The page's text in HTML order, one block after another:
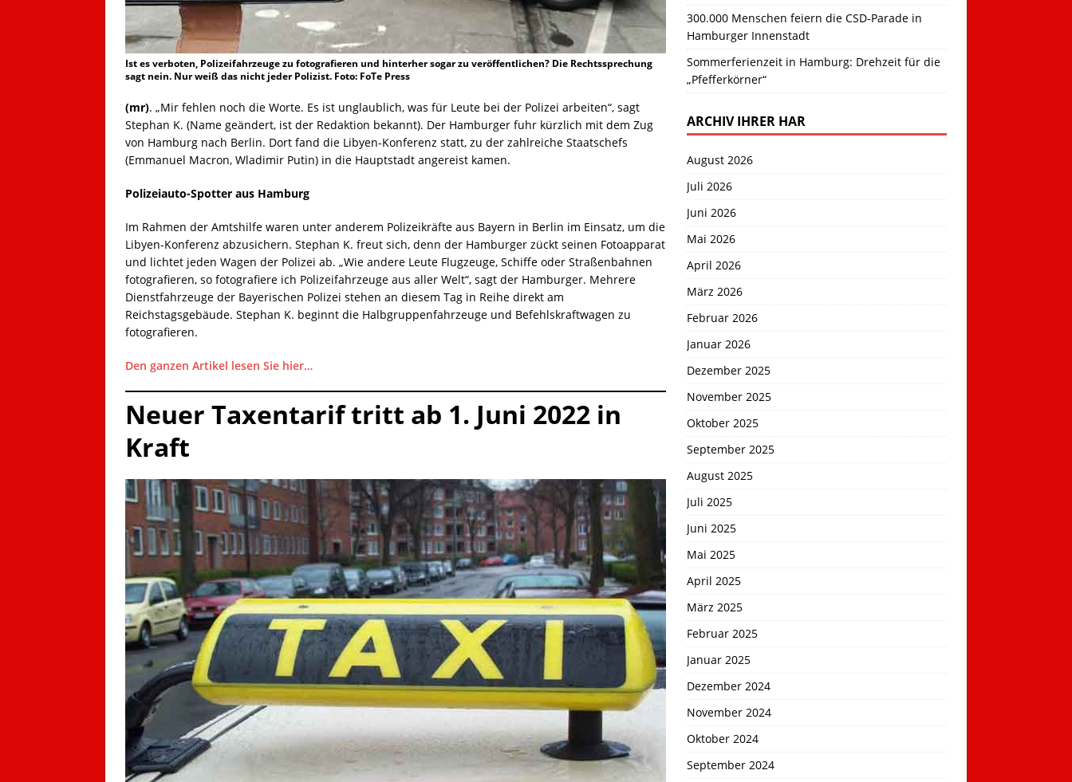
Ist es verboten, Polizeifahrzeuge zu fotografieren und hinterher sogar zu veröffentlichen? Die Rechtssprechung
sagt nein. Nur weiß das nicht jeder Polizist. Foto: FoTe Press
(mr). „Mir fehlen noch die Worte. Es ist unglaublich, was für Leute bei der Polizei arbeiten“, sagt
Stephan K. (Name geändert, ist der Redaktion bekannt). Der Hamburger fuhr kürzlich mit dem Zug
von Hamburg nach Berlin. Dort fand die Libyen-Konferenz statt, zu der zahlreiche Staatschefs
(Emmanuel Macron, Wladimir Putin) in die Hauptstadt angereist kamen.
Polizeiauto-Spotter aus Hamburg
Im Rahmen der Amtshilfe waren unter anderem Polizeikräfte aus Bayern in Berlin im Einsatz, um die
Libyen-Konferenz abzusichern. Stephan K. freut sich, denn der Hamburger zückt seinen Fotoapparat
und lichtet jeden Wagen der Polizei ab. „Wie andere Leute Flugzeuge, Schiffe oder Straßenbahnen
fotografieren, so fotografiere ich Polizeifahrzeuge aus aller Welt“, sagt der Hamburger. Mehrere
Dienstfahrzeuge der Bayerischen Polizei stehen an diesem Tag in Reihe direkt am
Reichstagsgebäude. Stephan K. beginnt die Halbgruppenfahrzeuge und Befehlskraftwagen zu
fotografieren.
Den ganzen Artikel lesen Sie hier…
Neuer Taxentarif tritt ab 1. Juni 2022 in
Kraft
300.000 Menschen feiern die CSD-Parade in
Hamburger Innenstadt
Sommerferienzeit in Hamburg: Drehzeit für die
„Pfefferkörner“
ARCHIV IHRER HAR
August 2026
Juli 2026
Juni 2026
Mai 2026
April 2026
März 2026
Februar 2026
Januar 2026
Dezember 2025
November 2025
Oktober 2025
September 2025
August 2025
Juli 2025
Juni 2025
Mai 2025
April 2025
März 2025
Februar 2025
Januar 2025
Dezember 2024
November 2024
Oktober 2024
September 2024